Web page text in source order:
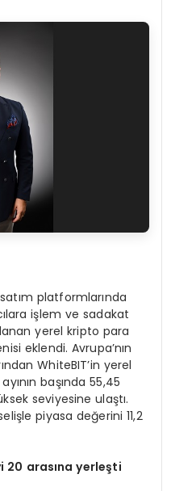
platformlarında
işlem ve sadakat
yerel kripto para
eklendi. Avrupa’nın
WhiteBIT’in yerel
başında 55,45
seviyesine ulaştı.
piyasa değerini 11,2
20 arasına yerleşti